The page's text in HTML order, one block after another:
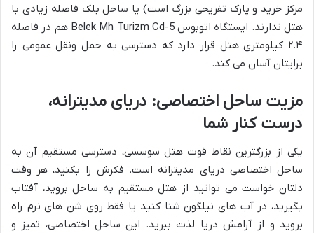
مرکز خرید و پارک تفریحی بزرگ است) یا ساحل بلک فاصله زیادی با
هتل ندارند. ایستگاه اتوبوس Belek Mh Turizm Cd-5 هم در فاصله
۲.۴ کیلومتری هتل قرار دارد که دسترسی به حمل ونقل عمومی را
برایتان آسان می کند.
مزیت ساحل اختصاصی: دریای مدیترانه،
درست کنار شما
یکی از بزرگترین نقاط قوت هتل سوسسی، دسترسی مستقیم آن به
ساحل اختصاصی دریای مدیترانه است. فکرش را بکنید، هر وقت
دلتان خواست می توانید از هتل مستقیم به ساحل بروید، آفتاب
بگیرید، در آب های نیلگون شنا کنید یا فقط روی شن های نرم راه
بروید و از آرامش دریا لذت ببرید. این ساحل اختصاصی، تمیز و